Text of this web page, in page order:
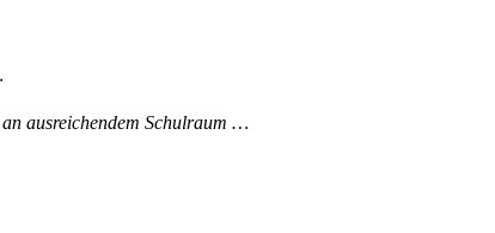
ausreichendem Schulraum …